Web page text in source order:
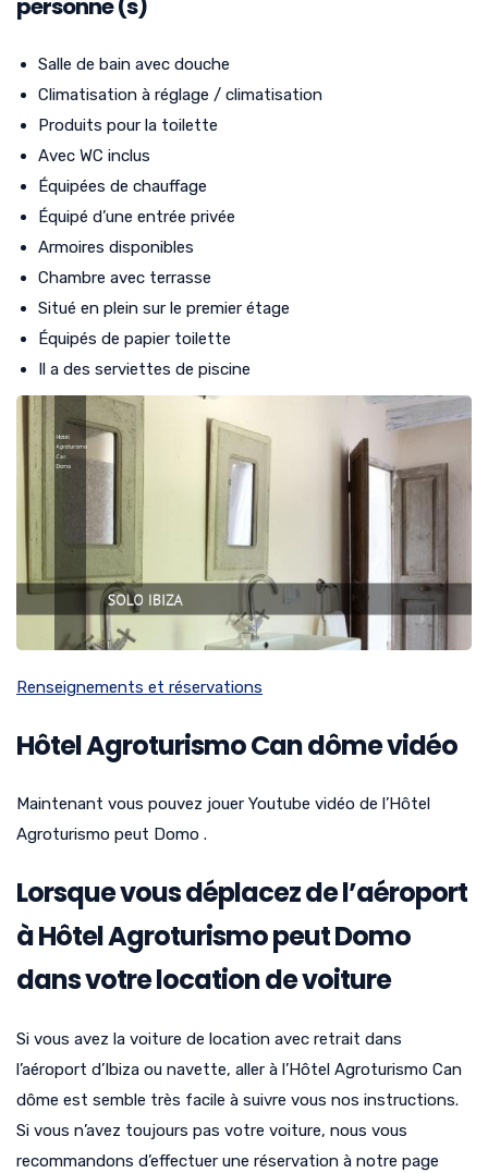
personne (s)
Salle de bain avec douche
Climatisation à réglage / climatisation
Produits pour la toilette
Avec WC inclus
Équipées de chauffage
Équipé d’une entrée privée
Armoires disponibles
Chambre avec terrasse
Situé en plein sur le premier étage
Équipés de papier toilette
Il a des serviettes de piscine
Renseignements et réservations
Hôtel Agroturismo Can dôme vidéo
Maintenant vous pouvez jouer Youtube vidéo de l’Hôtel
Agroturismo peut Domo .
Lorsque vous déplacez de l’aéroport
à Hôtel Agroturismo peut Domo
dans votre location de voiture
Si vous avez la voiture de location avec retrait dans
l’aéroport d’Ibiza ou navette, aller à l’Hôtel Agroturismo Can
dôme est semble très facile à suivre vous nos instructions.
Si vous n’avez toujours pas votre voiture, nous vous
recommandons d’effectuer une réservation à notre page